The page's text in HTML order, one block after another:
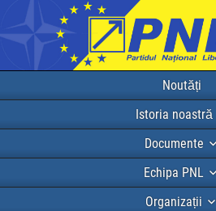
Noutăți
Istoria noastră
Documente
Echipa PNL
Organizații